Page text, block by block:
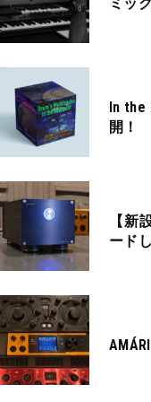
In the
開！
【新
ード